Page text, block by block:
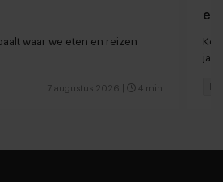
waar we eten en reizen
7 augustus 2026 4 min